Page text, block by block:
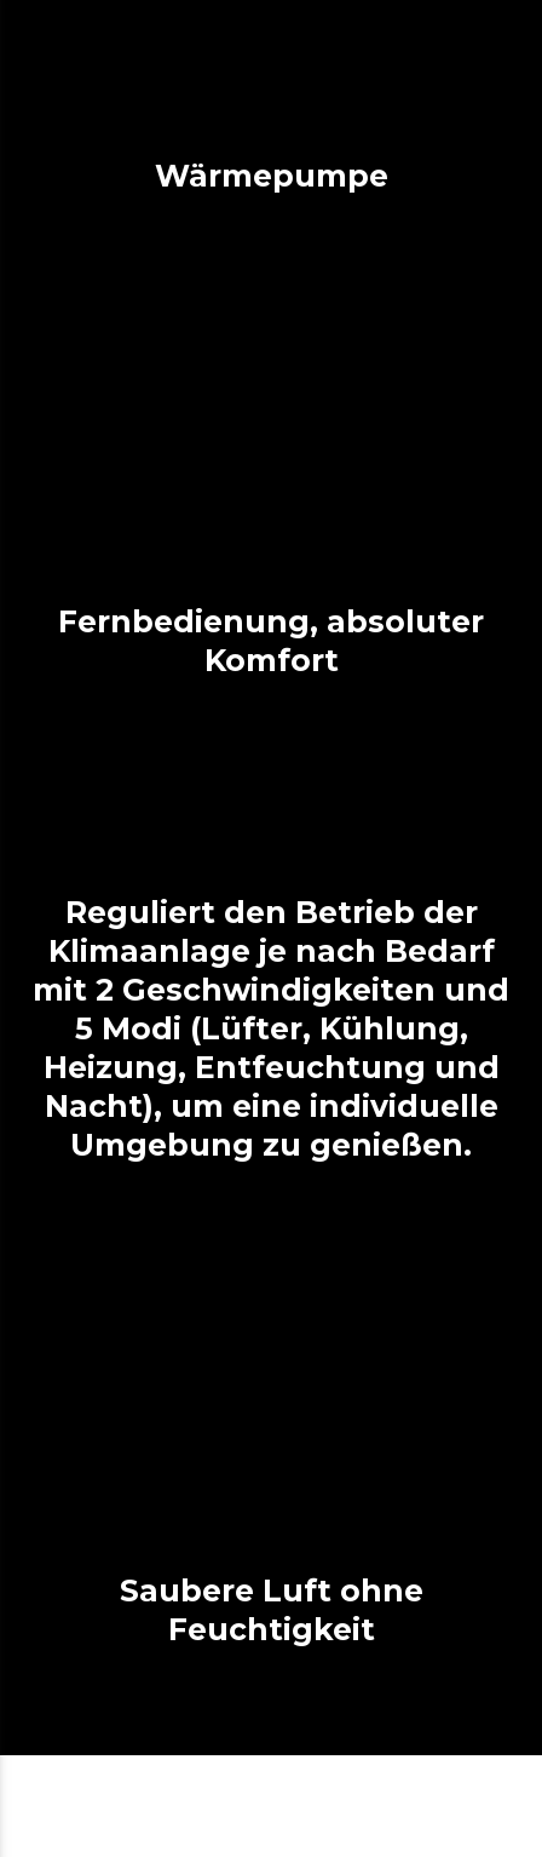
Wärmepumpe
Fernbedienung, absoluter
Komfort
Reguliert den Betrieb der
Klimaanlage je nach Bedarf
mit 2 Geschwindigkeiten und
5 Modi (Lüfter, Kühlung,
Heizung, Entfeuchtung und
Nacht), um eine individuelle
Umgebung zu genießen.
Saubere Luft ohne
Feuchtigkeit